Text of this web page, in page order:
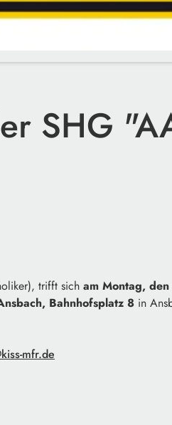
SHG
trifft sich am Montag,
Bahnhofsplatz 8 in
mfr.de